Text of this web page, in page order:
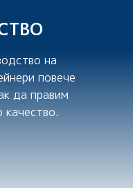
на
повече
да правим
качество.